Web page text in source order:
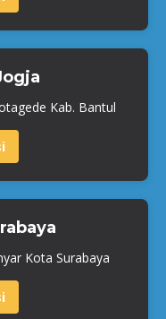
Kab. Bantul
Kota Surabaya